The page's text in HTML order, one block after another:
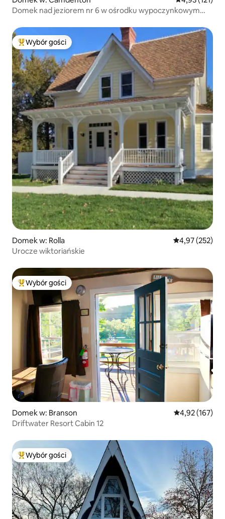
Domek nad jeziorem nr 6 w ośrodku wypoczynkowym
Najpopularniejsze z kategorii Wybór gości
Wybór gości
Domek w: Rolla Średnia
4,97 (252)
Urocze wiktoriańskie
Najpopularniejsze z kategorii Wybór gości
Wybór gości
Domek w: Branson Średnia
4,92 (167)
Driftwater Resort Cabin 12
Najpopularniejsze z kategorii Wybór gości
Wybór gości